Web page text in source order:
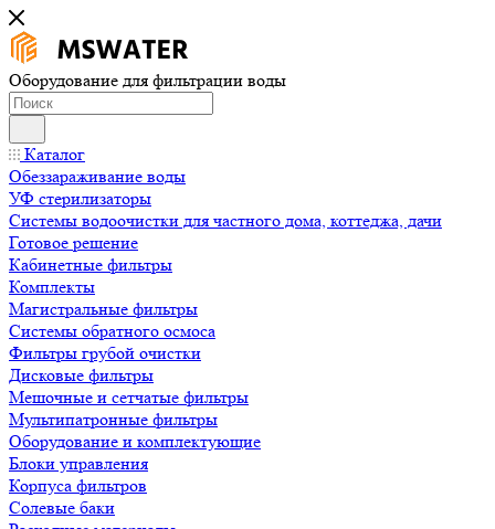
Оборудование для фильтрации воды
Каталог
Обеззараживание воды
УФ стерилизаторы
Системы водоочистки для частного дома, коттеджа, дачи
Готовое решение
Кабинетные фильтры
Комплекты
Магистральные фильтры
Системы обратного осмоса
Фильтры грубой очистки
Дисковые фильтры
Мешочные и сетчатые фильтры
Мультипатронные фильтры
Оборудование и комплектующие
Блоки управления
Корпуса фильтров
Солевые баки